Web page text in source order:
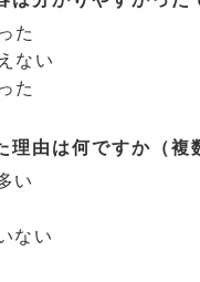
た
ない
た
理由は何ですか（複
い
ない